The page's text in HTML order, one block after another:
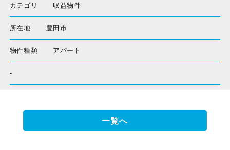
カテゴリ 収益物件
所在地 豊田市
物件種類 アパート
-
一覧へ